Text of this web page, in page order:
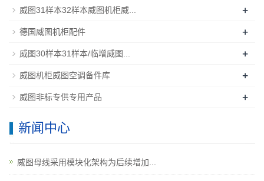
威图31样本32样本威图机柜威... +
德国威图机柜配件 +
威图30样本31样本/临增威图... +
威图机柜威图空调备件库 +
威图非标专供专用产品 +
新闻中心
威图母线采用模块化架构为后续增加...